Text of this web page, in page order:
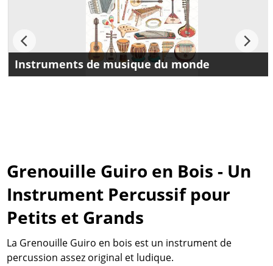
Instruments de musique du monde
Instruments de musique du monde :Peterandclo a
Grenouille Guiro en Bois - Un
Instrument Percussif pour
Petits et Grands
La Grenouille Guiro en bois est un instrument de
percussion assez original et ludique.